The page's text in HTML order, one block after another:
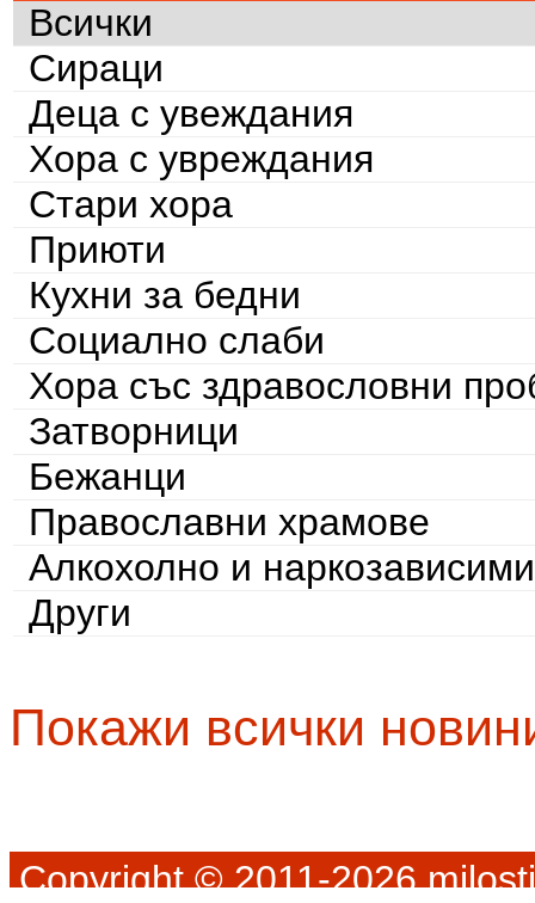
Всички
Сираци
Деца с увеждания
Хора с увреждания
Стари хора
Приюти
Кухни за бедни
Социално слаби
Хора със здравословни
Затворници
Бежанци
Православни храмове
Алкохолно и наркозависими
Други
Покажи всички
Copyright © 2011-2026